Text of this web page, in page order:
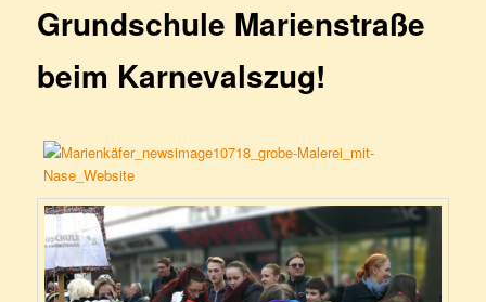
Grundschule Marienstraße
beim Karnevalszug!